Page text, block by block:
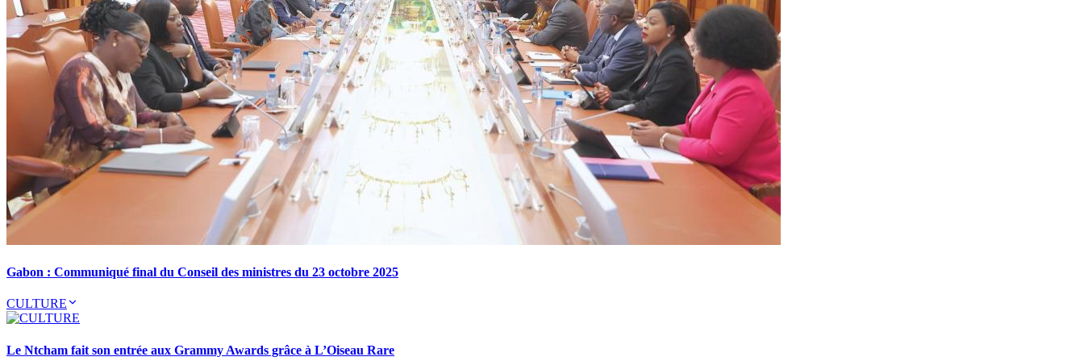
Gabon : Communiqué final du Conseil des ministres du 23 octobre 2025
CULTURE
Le Ntcham fait son entrée aux Grammy Awards grâce à L’Oiseau Rare